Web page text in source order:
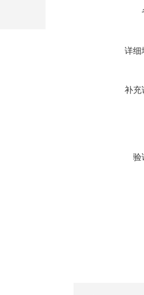
详细
补充
验